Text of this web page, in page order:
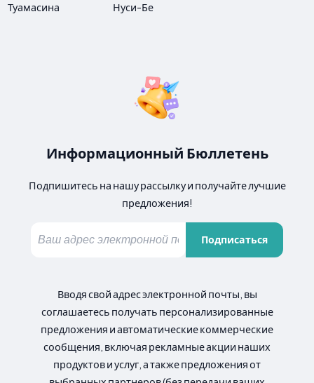
Туамасина
Нуси-Бе
Информационный Бюллетень
Подпишитесь на нашу рассылку и получайте лучшие
предложения!
Подписаться
Вводя свой адрес электронной почты, вы
соглашаетесь получать персонализированные
предложения и автоматические коммерческие
сообщения, включая рекламные акции наших
продуктов и услуг, а также предложения от